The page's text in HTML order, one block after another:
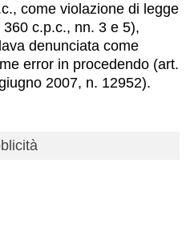
come violazione di legge
c.p.c., nn. 3 e 5),
denunciata come
error in procedendo (art.
2007, n. 12952).